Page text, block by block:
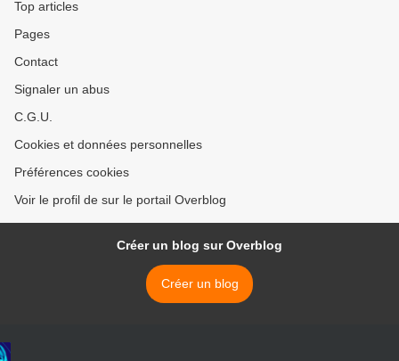
Top articles
Pages
Contact
Signaler un abus
C.G.U.
Cookies et données personnelles
Préférences cookies
Voir le profil de sur le portail Overblog
Créer un blog sur Overblog
Créer un blog